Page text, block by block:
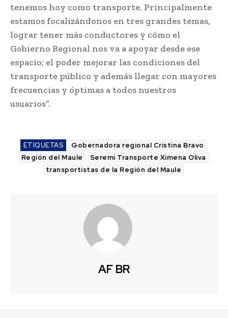
tenemos hoy como transporte. Principalmente
estamos focalizándonos en tres grandes temas,
lograr tener más conductores y cómo el
Gobierno Regional nos va a apoyar desde ese
espacio; el poder mejorar las condiciones del
transporte público y además llegar con mayores
frecuencias y óptimas a todos nuestros
usuarios”.
ETIQUETAS
Gobernadora regional Cristina Bravo
Región del Maule
Seremi Transporte Ximena Oliva
transportistas de la Región del Maule
AF BR